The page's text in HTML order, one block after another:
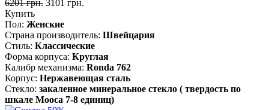
6201 грн. 3101 грн.
Купить
Пол: Женские
Страна производитель: Швейцария
Стиль: Классические
Форма корпуса: Круглая
Калибр механизма: Ronda 762
Корпус: Нержавеющая cталь
Стекло: закаленное минеральное стекло ( твердость по
шкале Мооса 7-8 единиц)